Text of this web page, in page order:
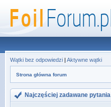
Wątki bez odpowiedzi | Aktywne wątki
Strona główna forum
Najczęściej zadawane pytania